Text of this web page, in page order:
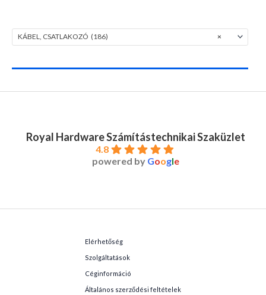
×
KÁBEL, CSATLAKOZÓ (186)
Royal Hardware Számítástechnikai Szaküzlet
4.8
powered by Google
Elérhetőség
Szolgáltatások
Céginformáció
Általános szerződési feltételek